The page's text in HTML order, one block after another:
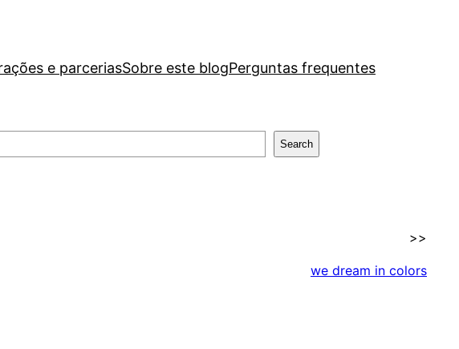
e parceriasSobre este blogPerguntas frequentes
Search
>>
we dream in colors